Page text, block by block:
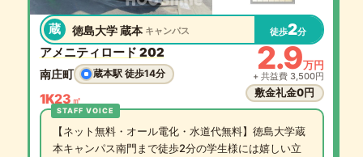
蔵 徳島大学 蔵本 キャンパス 徒歩2分
アメニティロード 202
南庄町 蔵本駅 徒歩14分
1K23 ㎡
2.9万円
+ 共益費 3,500円
敷金礼金0円
【ネット無料・オール電化・水道代無料】徳島大学蔵
本キャンパス南門まで徒歩2分の学生様には嬉しい立